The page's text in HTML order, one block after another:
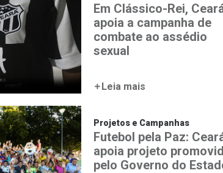
Em Clássico-Rei,
apoia a campanha de
combate ao assédio
sexual
Leia mais
Projetos e Campanhas
Futebol pela Paz:
apoia projeto
pelo Governo do